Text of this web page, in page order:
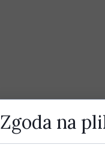
Zgoda na